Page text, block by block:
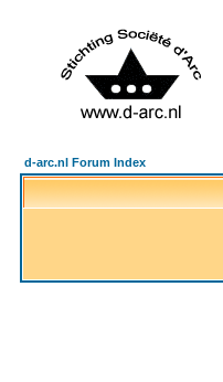
d-arc.nl Forum Index